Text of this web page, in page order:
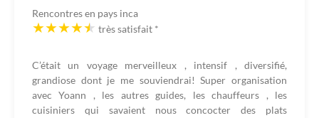
Rencontres en pays inca
très satisfait *
C’était un voyage merveilleux , intensif , diversifié,
grandiose dont je me souviendrai! Super organisation
avec Yoann , les autres guides, les chauffeurs , les
cuisiniers qui savaient nous concocter des plats